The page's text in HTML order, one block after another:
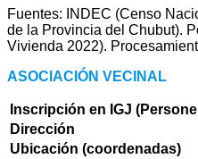
Fuentes: INDEC (Censo
de la Provincia del Chubut).
Vivienda 2022).
ASOCIACIÓN VECINAL
Inscripción en IGJ
Dirección
Ubicación (coordenadas)